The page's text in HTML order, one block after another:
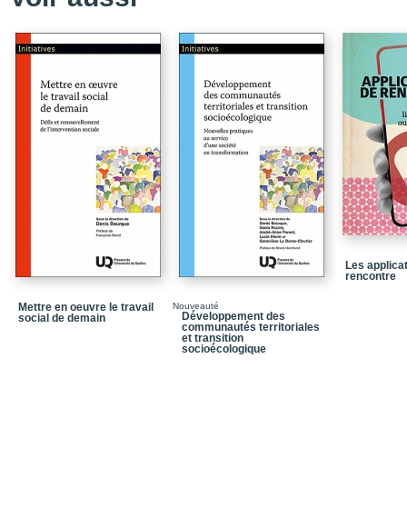
solidaire
Chapitre 6_La
Chapitre
international
En guise de conclusion
Principaux acronymes
Bibliographie
Table des matières
Mettre en oeuvre le travail
social de demain
Nouveauté
Développement des
communautés territoriales
et transition
socioécologique
Les
rencontre